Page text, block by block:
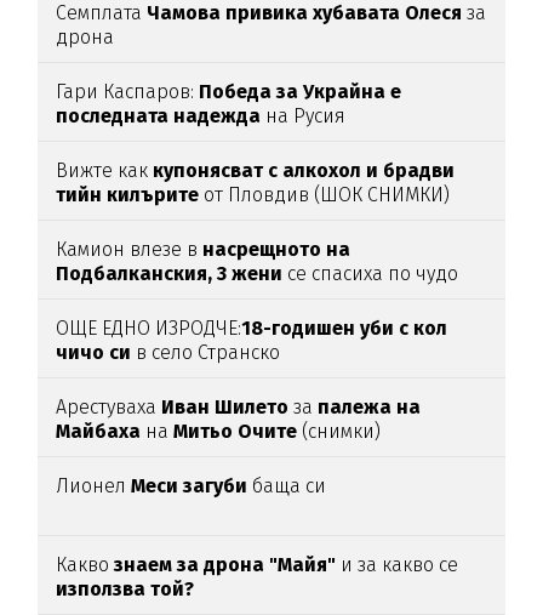
Семплата Чамова привика хубавата Олеся за
дрона
Гари Каспаров: Победа за Украйна е
последната надежда на Русия
Вижте как купонясват с алкохол и брадви
тийн килърите от Пловдив (ШОК СНИМКИ)
Камион влезе в насрещното на
Подбалканския, 3 жени се спасиха по чудо
ОЩЕ ЕДНО ИЗРОДЧЕ:18-годишен уби с кол
чичо си в село Странско
Арестуваха Иван Шилетоза палежа на
Майбаха наМитьо Очите (снимки)
Лионел Меси загуби баща си
Каквознаем за дрона "Майя" и за какво се
използва той?